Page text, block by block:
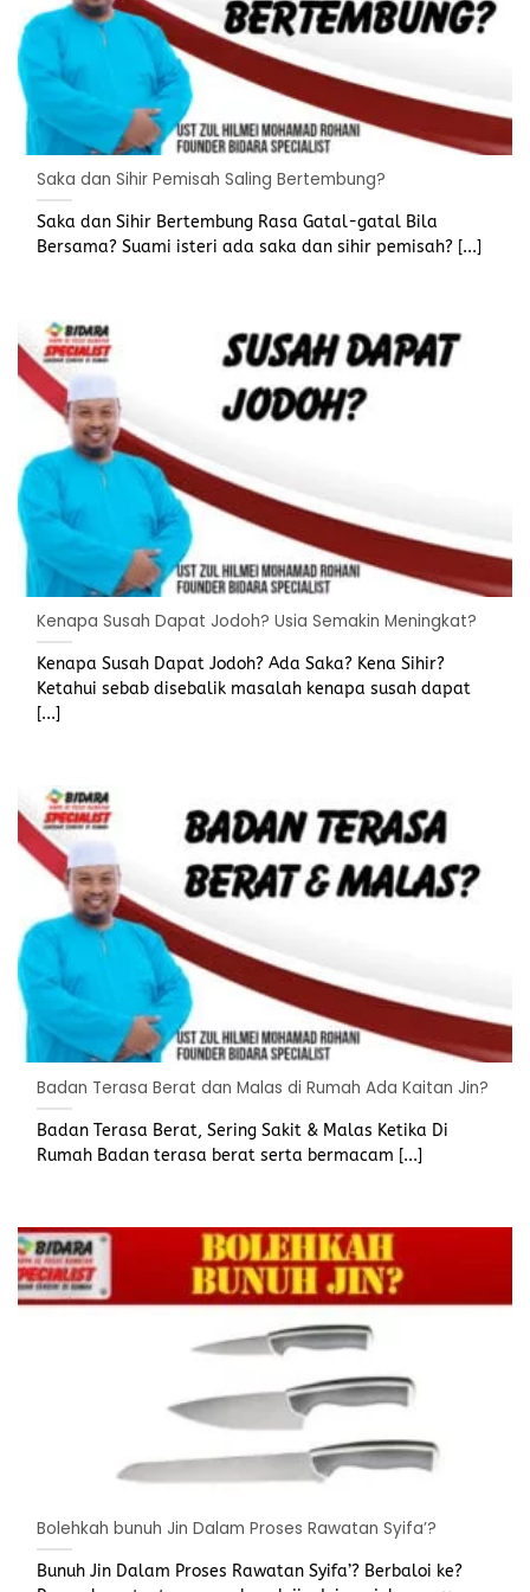
Saka dan Sihir Pemisah Saling Bertembung?
Saka dan Sihir Bertembung Rasa Gatal-gatal Bila
Bersama? Suami isteri ada saka dan sihir pemisah? [...]
Kenapa Susah Dapat Jodoh? Usia Semakin Meningkat?
Kenapa Susah Dapat Jodoh? Ada Saka? Kena Sihir?
Ketahui sebab disebalik masalah kenapa susah dapat
[...]
Badan Terasa Berat dan Malas di Rumah Ada Kaitan Jin?
Badan Terasa Berat​, Sering Sakit & Malas Ketika Di
Rumah Badan terasa berat serta bermacam [...]
Bolehkah bunuh Jin Dalam Proses Rawatan Syifa’?
Bunuh Jin Dalam Proses Rawatan Syifa’? Berbaloi ke?